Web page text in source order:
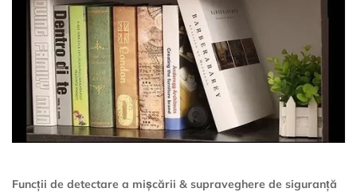
Funcții de detectare a mișcării & supraveghere de siguranță